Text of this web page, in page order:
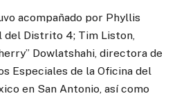
acompañado por Phyllis
del Distrito 4; Tim Liston,
Dowlatshahi, directora de
Especiales de la Oficina del
en San Antonio, así como